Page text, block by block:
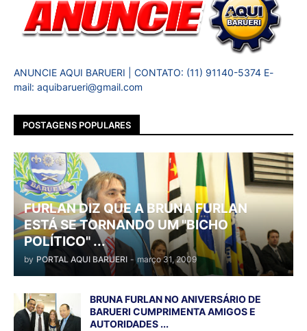
ANUNCIE AQUI BARUERI | CONTATO: (11) 91140-5374 E-
mail: aquibarueri@gmail.com
POSTAGENS POPULARES
FURLAN DIZ QUE A BRUNA FURLAN
ESTÁ SE TORNANDO UM "BICHO
POLÍTICO" ...
by PORTAL AQUI BARUERI - março 31, 2009
BRUNA FURLAN NO ANIVERSÁRIO DE
BARUERI CUMPRIMENTA AMIGOS E
AUTORIDADES ...